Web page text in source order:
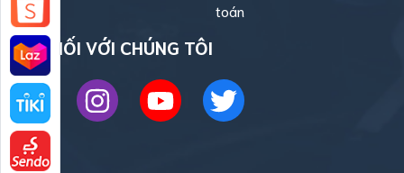
toán
KẾT NỐI VỚI CHÚNG TÔI